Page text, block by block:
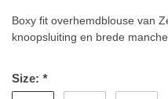
Boxy fit overhemdblouse van
knoopsluiting en brede
Size: *